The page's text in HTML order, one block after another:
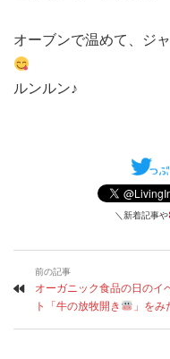
オーブンで温めて、ジ
ルンルン♪
＼新着記事や
前の記事
オーガニック食品の日のイ
ト「牛の放牧開き
」をみ